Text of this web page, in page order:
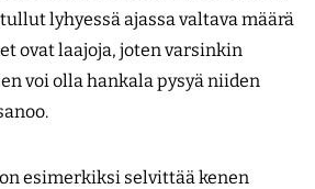
lyhyessä ajassa valtava määrä
ovat laajoja, joten varsinkin
voi olla hankala pysyä niiden
esimerkiksi selvittää kenen